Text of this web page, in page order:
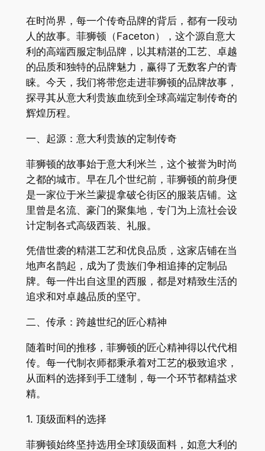
在时尚界，每一个传奇品牌的背后，都有一段动
人的故事。菲狮顿（Faceton），这个源自意大
利的高端西服定制品牌，以其精湛的工艺、卓越
的品质和独特的品牌魅力，赢得了无数客户的青
睐。今天，我们将带您走进菲狮顿的品牌故事，
探寻其从意大利贵族血统到全球高端定制传奇的
辉煌历程。
一、起源：意大利贵族的定制传奇
菲狮顿的故事始于意大利米兰，这个被誉为时尚
之都的城市。早在几个世纪前，菲狮顿的前身便
是一家位于米兰蒙提拿破仑街区的服装店铺。这
里曾是名流、豪门的聚集地，专门为上流社会设
计定制各式高级西装、礼服。
凭借世袭的精湛工艺和优良品质，这家店铺在当
地声名鹊起，成为了贵族们争相追捧的定制品
牌。每一件出自这里的西服，都是对精致生活的
追求和对卓越品质的坚守。
二、传承：跨越世纪的匠心精神
随着时间的推移，菲狮顿的匠心精神得以代代相
传。每一代制衣师都秉承着对工艺的极致追求，
从面料的选择到手工缝制，每一个环节都精益求
精。
1. 顶级面料的选择
菲狮顿始终坚持选用全球顶级面料，如意大利的